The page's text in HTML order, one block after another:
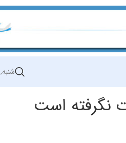
شنبه, ۱۷ مرداد ۱۴۰۵
نگرفته است